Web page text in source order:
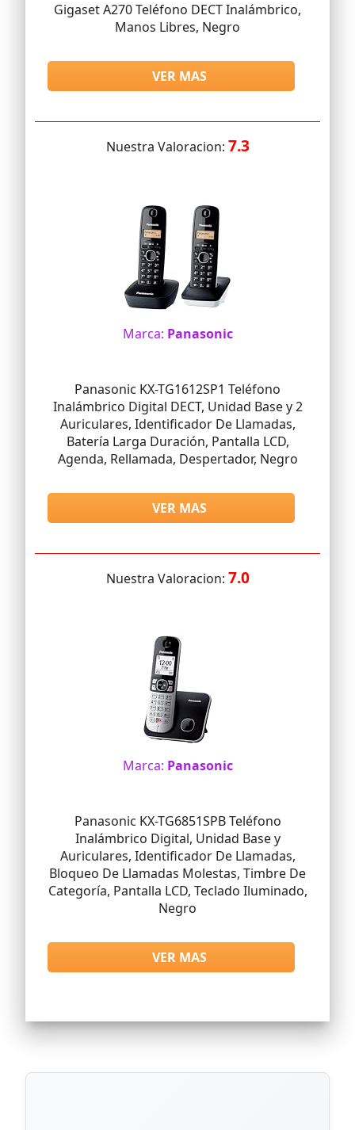
Gigaset A270 Teléfono DECT Inalámbrico,
Manos Libres, Negro
VER MAS
Nuestra Valoracion: 7.3
Marca: Panasonic
Panasonic KX-TG1612SP1 Teléfono
Inalámbrico Digital DECT, Unidad Base y 2
Auriculares, Identificador De Llamadas,
Batería Larga Duración, Pantalla LCD,
Agenda, Rellamada, Despertador, Negro
VER MAS
Nuestra Valoracion: 7.0
Marca: Panasonic
Panasonic KX-TG6851SPB Teléfono
Inalámbrico Digital, Unidad Base y
Auriculares, Identificador De Llamadas,
Bloqueo De Llamadas Molestas, Timbre De
Categoría, Pantalla LCD, Teclado Iluminado,
Negro
VER MAS